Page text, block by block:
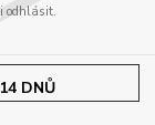
odhlásit.
DNŮ